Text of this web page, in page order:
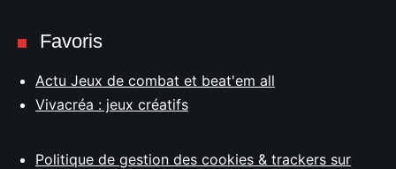
Favoris
Actu Jeux de combat et beat'em all
Vivacréa : jeux créatifs
Politique de gestion des cookies & trackers sur